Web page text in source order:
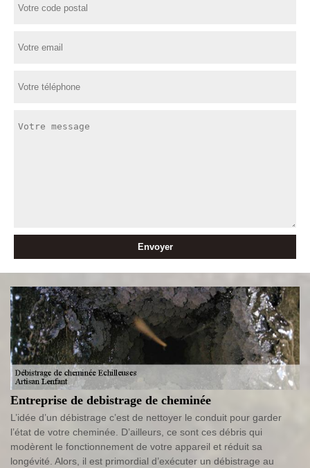
Entreprise de debistrage de cheminée
L’idée d’un débistrage c’est de nettoyer le conduit pour garder
l’état de votre cheminée. D’ailleurs, ce sont ces débris qui
modèrent le fonctionnement de votre appareil et réduit sa
longévité. Alors, il est primordial d’exécuter un débistrage au